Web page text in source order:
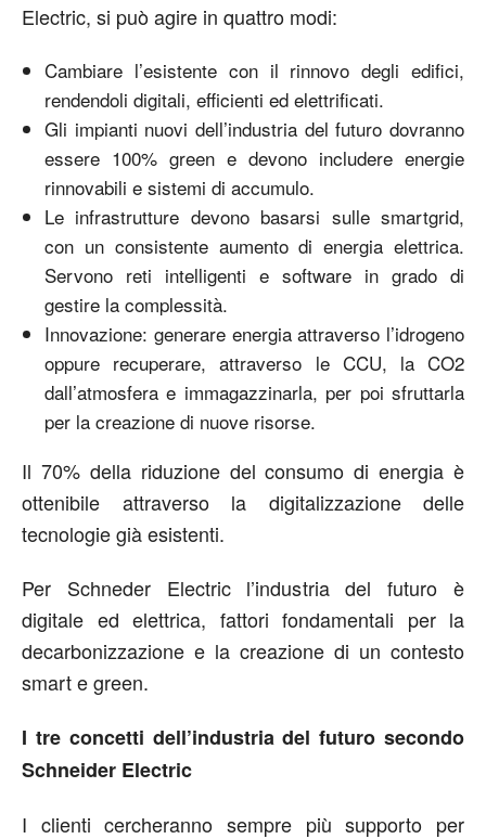
Electric, si può agire in quattro modi:
Cambiare l’esistente con il rinnovo degli edifici,
rendendoli digitali, efficienti ed elettrificati.
Gli impianti nuovi dell’industria del futuro dovranno
essere 100% green e devono includere energie
rinnovabili e sistemi di accumulo.
Le infrastrutture devono basarsi sulle smartgrid,
con un consistente aumento di energia elettrica.
Servono reti intelligenti e software in grado di
gestire la complessità.
Innovazione: generare energia attraverso l’idrogeno
oppure recuperare, attraverso le CCU, la CO2
dall’atmosfera e immagazzinarla, per poi sfruttarla
per la creazione di nuove risorse.
Il 70% della riduzione del consumo di energia è
ottenibile attraverso la digitalizzazione delle
tecnologie già esistenti.
Per Schneder Electric l’industria del futuro è
digitale ed elettrica, fattori fondamentali per la
decarbonizzazione e la creazione di un contesto
smart e green.
I tre concetti dell’industria del futuro secondo
Schneider Electric
I clienti cercheranno sempre più supporto per